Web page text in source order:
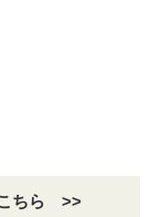
こちら >>